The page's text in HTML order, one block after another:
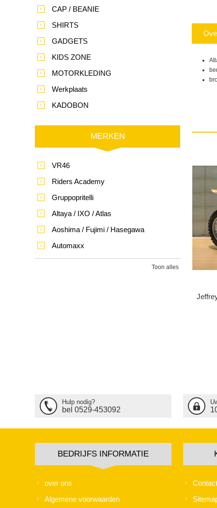
CAP / BEANIE
SHIRTS
GADGETS
KIDS ZONE
MOTORKLEDING
Werkplaats
KADOBON
MERKEN
VR46
Riders Academy
Gruppopritelli
Altaya / IXO / Atlas
Aoshima / Fujimi / Hasegawa
Automaxx
Toon alles
Hulp nodig?
bel 0529-453092
BEDRIJFS INFORMATIE
over ons
Algemene voorwaarden
Contact